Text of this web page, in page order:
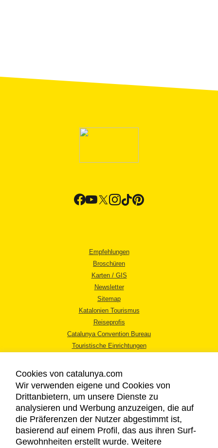
Empfehlungen
Broschüren
Karten / GIS
Newsletter
Sitemap
Katalonien Tourismus
Reiseprofis
Catalunya Convention Bureau
Touristische Einrichtungen
RECHTLICHER HINWEIS
DATENSCHUTZICHTLINIE
Cookies von catalunya.com
Wir verwenden eigene und Cookies von
Drittanbietern, um unsere Dienste zu
analysieren und Werbung anzuzeigen, die auf
die Präferenzen der Nutzer abgestimmt ist,
basierend auf einem Profil, das aus ihren Surf-
Gewohnheiten erstellt wurde. Weitere